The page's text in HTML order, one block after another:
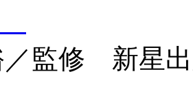
／監修 新星